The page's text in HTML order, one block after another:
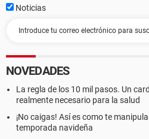
Noticias
NOVEDADES
La regla de los 10 mil pasos. Un
realmente necesario para la salud
¡No caigas! Así es como te
temporada navideña